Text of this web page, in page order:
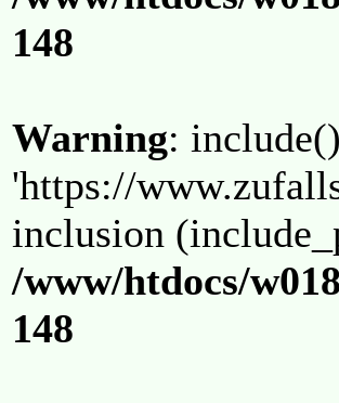
148
Warning:
'https://
inclusion
/www/htdocs/
148